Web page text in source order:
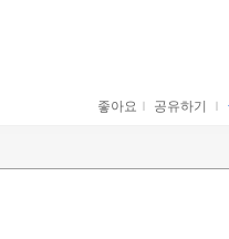
좋아요 ｌ 공유하기 ｌ